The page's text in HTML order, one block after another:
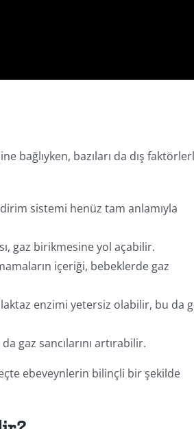
bağlıyken, bazıları da dış
sistemi henüz tam anlamıyla
gaz birikmesine yol açabilir.
içeriği, bebeklerde gaz
enzimi yetersiz olabilir, bu da
gaz sancılarını artırabilir.
ebeveynlerin bilinçli bir şekilde